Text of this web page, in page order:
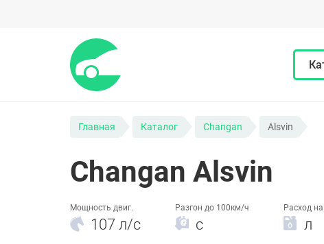
Главная Каталог Changan Alsvin
Changan Alsvin
Мощность двиг.
107 л/c
Разгон до 100км/ч
c
Расход
л